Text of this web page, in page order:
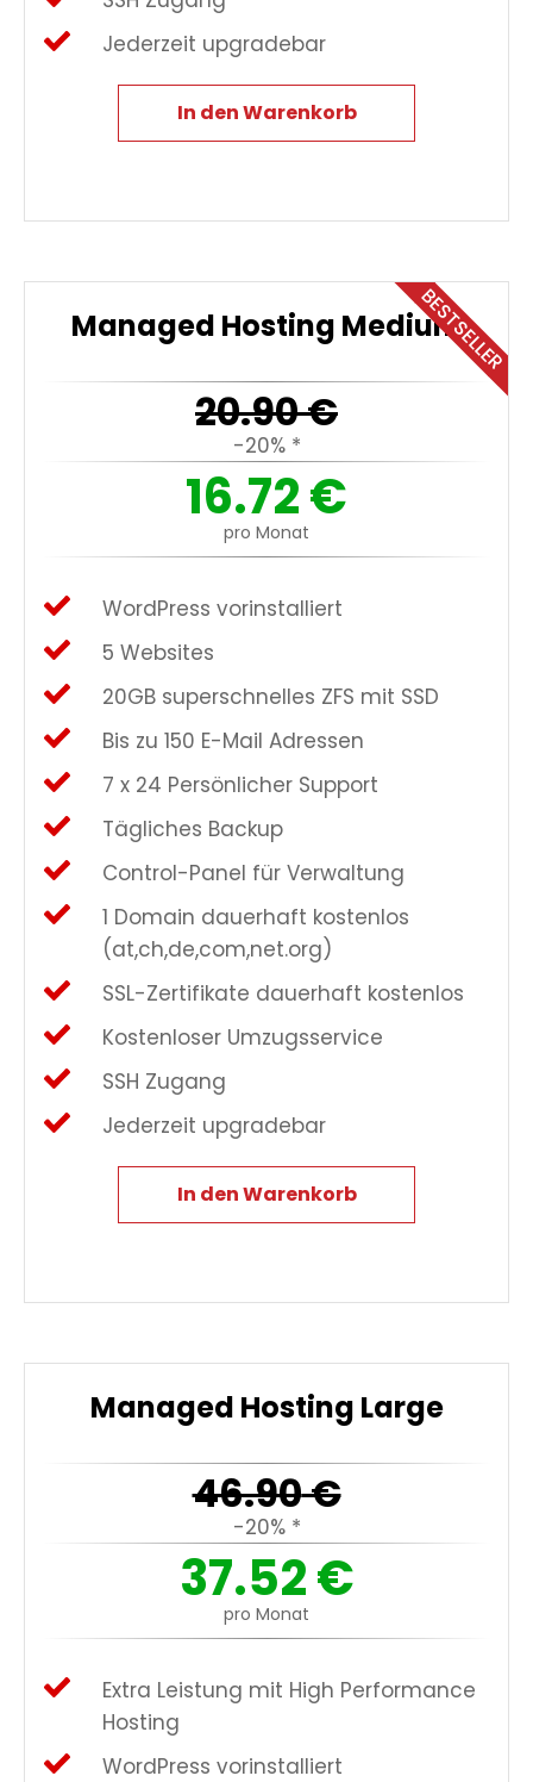
Jederzeit upgradebar
In den Warenkorb
BESTSELLER
Managed Hosting Medium
20.90€
-20% *
16.72€
pro Monat
WordPress vorinstalliert
5 Websites
20GB superschnelles ZFS mit SSD
Bis zu 150 E-Mail Adressen
7 x 24 Persönlicher Support
Tägliches Backup
Control-Panel für Verwaltung
1 Domain dauerhaft kostenlos
(at,ch,de,com,net.org)
SSL-Zertifikate dauerhaft kostenlos
Kostenloser Umzugsservice
SSH Zugang
Jederzeit upgradebar
In den Warenkorb
Managed Hosting Large
46.90€
-20% *
37.52€
pro Monat
Extra Leistung mit High Performance
Hosting
WordPress vorinstalliert